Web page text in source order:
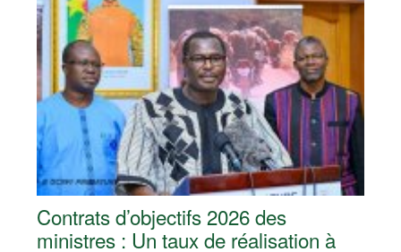
Contrats d’objectifs 2026 des
ministres : Un taux de réalisation à